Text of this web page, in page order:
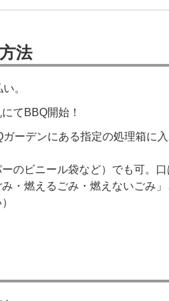
法
。
てBBQ開始！
ーデンにある指定の処理箱に
のビニール袋など）でも可。
・燃えるごみ・燃えないごみ」